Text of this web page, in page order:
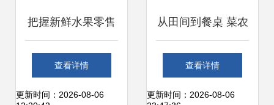
把握新鲜水果零售
脉搏 慧聪网助力优
质水果农产批发采
查看详情
更新时间：2026-08-06
从田间到餐桌 菜农
直连终端销售新路
径
查看详情
更新时间：2026-08-06